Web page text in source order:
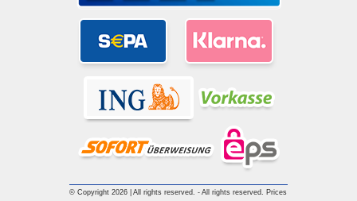
© Copyright 2026 | All rights reserved. - All rights reserved. Prices